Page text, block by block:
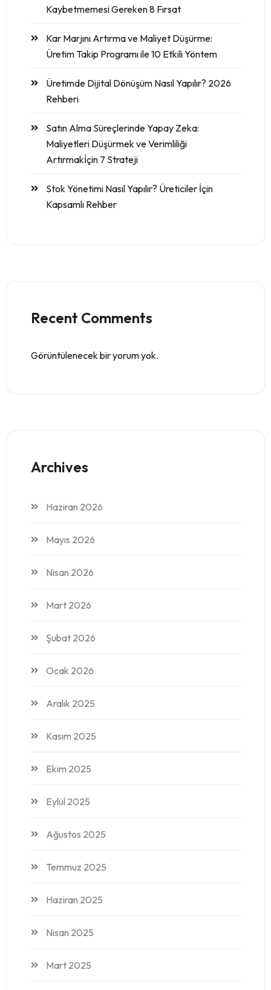
Kaybetmemesi Gereken 8 Fırsat
Kar Marjını Artırma ve Maliyet Düşürme:
Üretim Takip Programı ile 10 Etkili Yöntem
Üretimde Dijital Dönüşüm Nasıl Yapılır? 2026
Rehberi
Satın Alma Süreçlerinde Yapay Zeka:
Maliyetleri Düşürmek ve Verimliliği
Artırmakİçin 7 Strateji
Stok Yönetimi Nasıl Yapılır? Üreticiler İçin
Kapsamlı Rehber
Recent Comments
Görüntülenecek bir yorum yok.
Archives
Haziran 2026
Mayıs 2026
Nisan 2026
Mart 2026
Şubat 2026
Ocak 2026
Aralık 2025
Kasım 2025
Ekim 2025
Eylül 2025
Ağustos 2025
Temmuz 2025
Haziran 2025
Nisan 2025
Mart 2025